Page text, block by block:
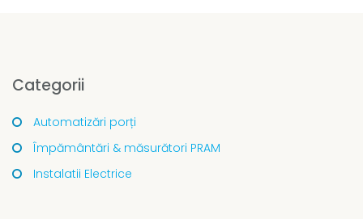
Categorii
Automatizări porți
Împământări & măsurători PRAM
Instalatii Electrice